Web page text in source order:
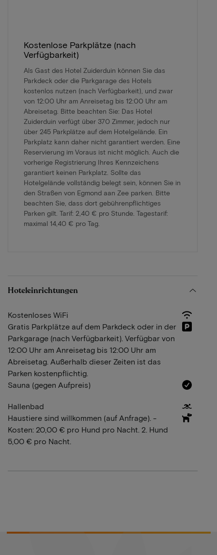
Kostenlose Parkplätze (nach
Verfügbarkeit)
Als Gast des Hotel Zuiderduin können Sie das
Parkdeck oder die Parkgarage des Hotels
kostenlos nutzen (nach Verfügbarkeit), und zwar
von 12:00 Uhr am Anreisetag bis 12:00 Uhr am
Abreisetag. Bitte beachten Sie: Das Hotel
Zuiderduin verfügt über 370 Zimmer, jedoch nur
über 245 Parkplätze auf dem Hotelgelände. Ein
Parkplatz kann daher nicht garantiert werden. Eine
Reservierung im Voraus ist nicht möglich. Auch die
vorherige Registrierung Ihres Kennzeichens
garantiert keinen Parkplatz. Sollte das
Hotelgelände vollständig belegt sein, können Sie in
den Straßen von Egmond aan Zee parken. Bitte
beachten Sie, dass dort gebührenpflichtiges
Parken gilt. Tarif: 2,40 € pro Stunde. Tagestarif:
maximal 14,40 € pro Tag.
Hoteleinrichtungen
Kostenloses WiFi
Gratis Parkplätze auf dem Parkdeck oder in der
Parkgarage (nach Verfügbarkeit). Verfügbar von
12:00 Uhr am Anreisetag bis 12:00 Uhr am
Abreisetag. Außerhalb dieser Zeiten ist das
Parken kostenpflichtig.
Sauna (gegen Aufpreis)
Hallenbad
Haustiere sind willkommen (auf Anfrage). -
Kosten: 20,00 € pro Hund pro Nacht. 2. Hund
5,00 € pro Nacht.